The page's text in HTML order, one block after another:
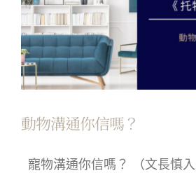
動物溝通你信嗎？
寵物溝通你信嗎？ （文長慎